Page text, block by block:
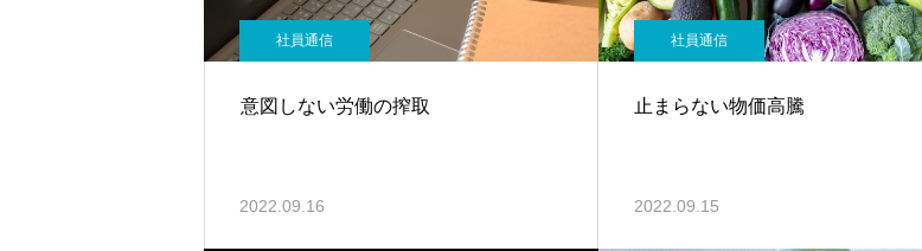
社員通信
意図しない労働の搾取
2022.09.16
社員通信
止まらない物価高騰
2022.09.15